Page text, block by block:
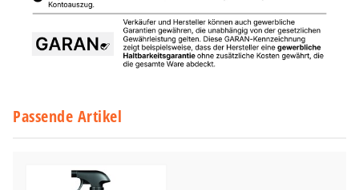
Passende Artikel